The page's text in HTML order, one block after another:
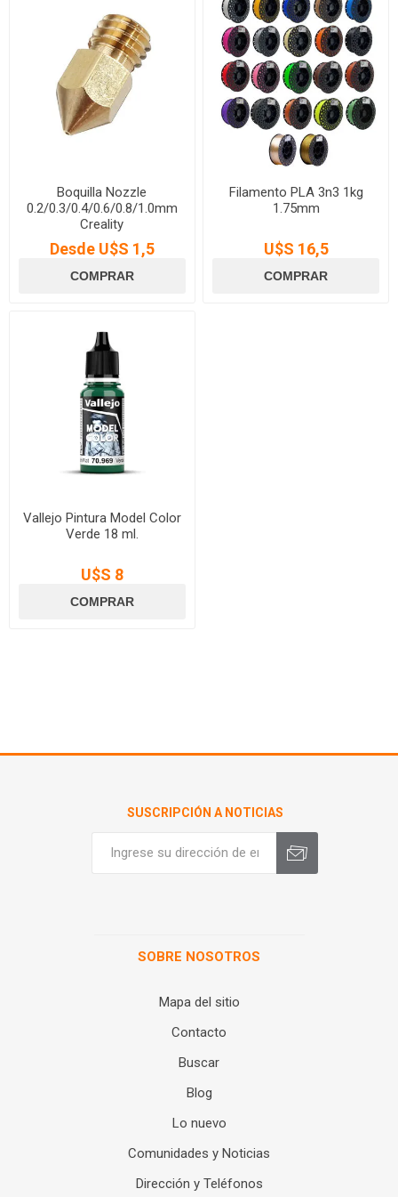
Boquilla Nozzle
0.2/0.3/0.4/0.6/0.8/1.0mm
Creality
Desde U$S 1,5
Filamento PLA 3n3 1kg
1.75mm
U$S 16,5
Vallejo Pintura Model Color
Verde 18 ml.
U$S 8
SUSCRIPCIÓN A NOTICIAS
SOBRE NOSOTROS
Mapa del sitio
Contacto
Buscar
Blog
Lo nuevo
Comunidades y Noticias
Dirección y Teléfonos